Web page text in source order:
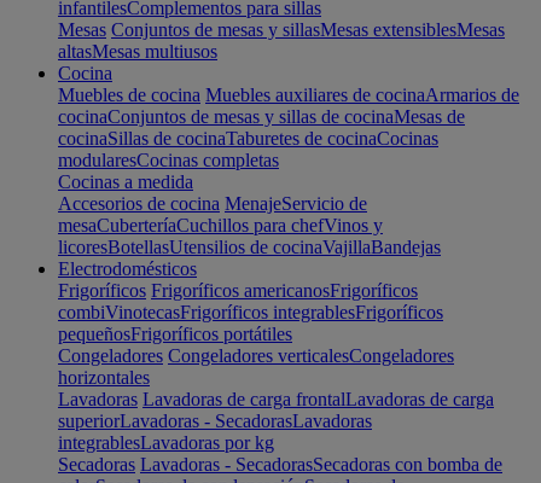
infantilesComplementos para sillas
Mesas Conjuntos de mesas y sillasMesas extensiblesMesas
altasMesas multiusos
Cocina
Muebles de cocina Muebles auxiliares de cocinaArmarios de
cocinaConjuntos de mesas y sillas de cocinaMesas de
cocinaSillas de cocinaTaburetes de cocinaCocinas
modularesCocinas completas
Cocinas a medida
Accesorios de cocina MenajeServicio de
mesaCuberteríaCuchillos para chefVinos y
licoresBotellasUtensilios de cocinaVajillaBandejas
Electrodomésticos
Frigoríficos Frigoríficos americanosFrigoríficos
combiVinotecasFrigoríficos integrablesFrigoríficos
pequeñosFrigoríficos portátiles
Congeladores Congeladores verticalesCongeladores
horizontales
Lavadoras Lavadoras de carga frontalLavadoras de carga
superiorLavadoras - SecadorasLavadoras
integrablesLavadoras por kg
Secadoras Lavadoras - SecadorasSecadoras con bomba de